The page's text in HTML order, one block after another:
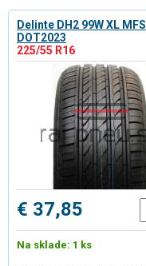
Delinte DH2 99W XL MFS
DOT2023
225/55 R16
€ 37,85
Na sklade: 1 ks